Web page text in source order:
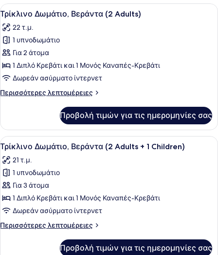
Βεράντα
(1
Adult
+
2
Children)
Προβολή
όλων
των
φωτογραφιών
για
Τρίκλινο
Δωμάτιο,
Βεράντα
(2
Ένα σύγχρονο δωμάτιο
16
Τρίκλινο Δωμάτιο, Βεράντα (2 Adults)
22 τ.μ.
1 υπνοδωμάτιο
Για 2 άτομα
1 Διπλό Κρεβάτι και 1 Μονός Καναπές-Κρεβάτι
Δωρεάν ασύρματο ίντερνετ
Περισσότερες λεπτομέρειες
Περισσότερες
Δωμάτιο,
Βεράντα
(2
Adults)
Προβολή τιμών για τις ημερομηνίες σας
Προβολή
όλων
των
φωτογραφιών
για
Τρίκλινο
Δωμάτιο,
Βεράντα
(2
Ένα σύγχρονο δωμάτιο
16
Τρίκλινο Δωμάτιο, Βεράντα (2 Adults + 1 Children)
21 τ.μ.
1 υπνοδωμάτιο
Για 3 άτομα
1 Διπλό Κρεβάτι και 1 Μονός Καναπές-Κρεβάτι
Δωρεάν ασύρματο ίντερνετ
Περισσότερες λεπτομέρειες
Περισσότερες
Προβολή τιμών για τις ημερομηνίες σας